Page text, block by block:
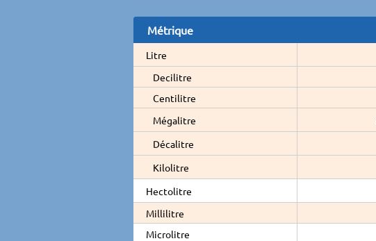
Métrique
Litre
Decilitre
Centilitre
Mégalitre
Décalitre
Kilolitre
Hectolitre
Millilitre
Microlitre